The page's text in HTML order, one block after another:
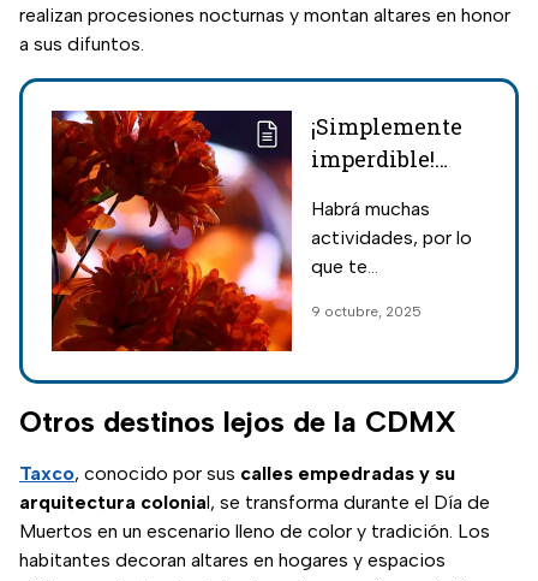
realizan procesiones nocturnas y montan altares en honor
a sus difuntos.
¡Simplemente
imperdible!
detalles del
Festival de Día
Jardines de
Habrá muchas
actividades, por lo
que te
hagas el plan con
familia o amigos
este Día de
Muertos.
9 octubre, 2025
Otros destinos lejos de la CDMX
Taxco, conocido por sus calles empedradas y su
arquitectura colonial, se transforma durante el Día de
Muertos en un escenario lleno de color y tradición. Los
habitantes decoran altares en hogares y espacios